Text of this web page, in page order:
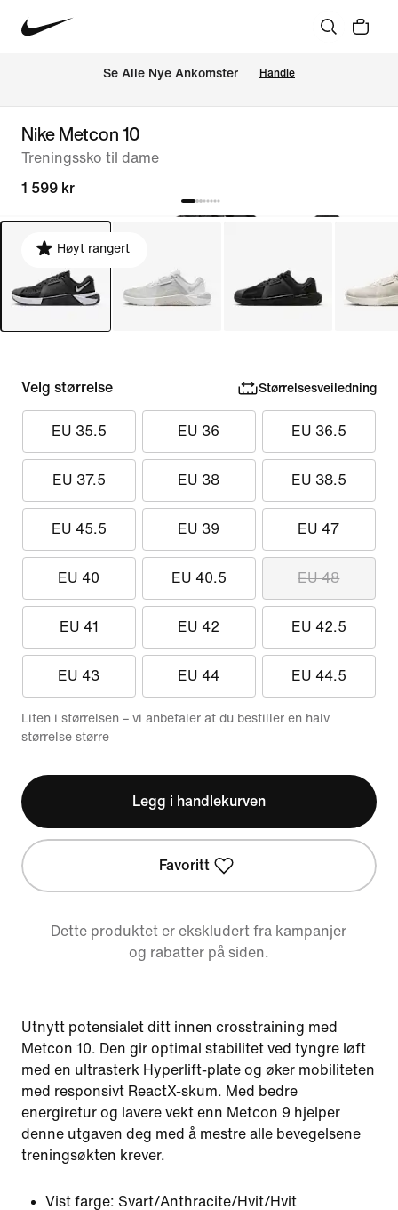
Se Alle Nye Ankomster Handle
Nike Metcon 10
Treningssko til dame
1 599 kr
Høyt rangert
Velg størrelse Størrelsesveiledning
EU 35.5 EU 36 EU 36.5
EU 37.5 EU 38 EU 38.5
EU 45.5 EU 39 EU 47
EU 40 EU 40.5 EU 48
EU 41 EU 42 EU 42.5
EU 43 EU 44 EU 44.5
Liten i størrelsen – vi anbefaler at du bestiller en halv
størrelse større
Legg i handlekurven
Favoritt
Dette produktet er ekskludert fra kampanjer
og rabatter på siden.
Utnytt potensialet ditt innen crosstraining med
Metcon 10. Den gir optimal stabilitet ved tyngre løft
med en ultrasterk Hyperlift-plate og øker mobiliteten
med responsivt ReactX-skum. Med bedre
energiretur og lavere vekt enn Metcon 9 hjelper
denne utgaven deg med å mestre alle bevegelsene
treningsøkten krever.
Vist farge: Svart/Anthracite/Hvit/Hvit